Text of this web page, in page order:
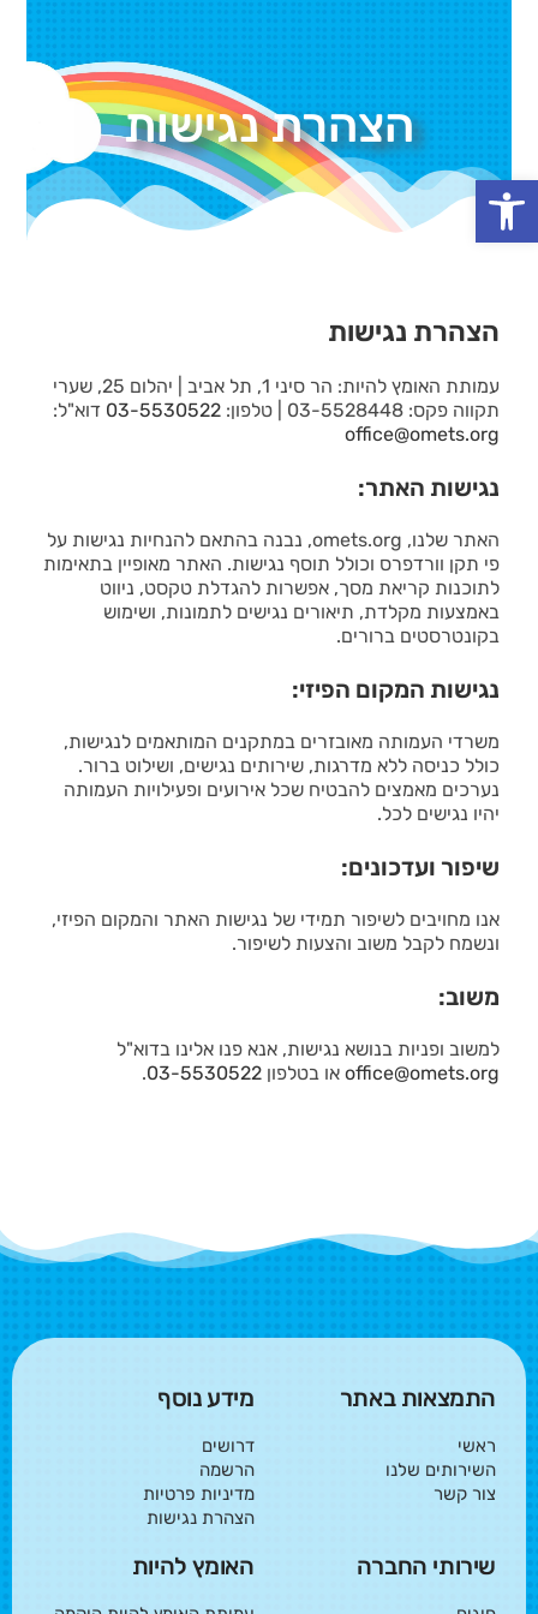
הצהרת נגישות
הצהרת נגישות
עמותת האומץ להיות: הר סיני 1, תל אביב | יהלום 25, שערי
תקווה פקס: 03-5528448 | טלפון:
03-5530522 דוא"ל:
office@omets.org
נגישות האתר:
האתר שלנו, omets.org, נבנה בהתאם להנחיות נגישות על
פי תקן וורדפרס וכולל תוסף נגישות. האתר מאופיין בתאימות
לתוכנות קריאת מסך, אפשרות להגדלת טקסט, ניווט
באמצעות מקלדת, תיאורים נגישים לתמונות, ושימוש
בקונטרסטים ברורים.
נגישות המקום הפיזי:
משרדי העמותה מאובזרים במתקנים המותאמים לנגישות,
כולל כניסה ללא מדרגות, שירותים נגישים, ושילוט ברור.
נערכים מאמצים להבטיח שכל אירועים ופעילויות העמותה
יהיו נגישים לכל.
שיפור ועדכונים:
אנו מחויבים לשיפור תמידי של נגישות האתר והמקום הפיזי,
ונשמח לקבל משוב והצעות לשיפור.
משוב:
למשוב ופניות בנושא נגישות, אנא פנו אלינו בדוא"ל
office@omets.org או בטלפון03-5530522
.
התמצאות באתר
ראשי
השירותים שלנו
צור קשר
מידע נוסף
דרושים
הרשמה
מדיניות פרטיות
הצהרת נגישות
שירותי החברה האומץ להיות
פתח סרגל נגישות